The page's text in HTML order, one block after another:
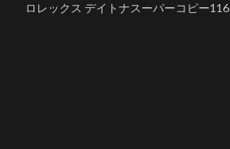
ロレックス デイトナスーパーコピー116